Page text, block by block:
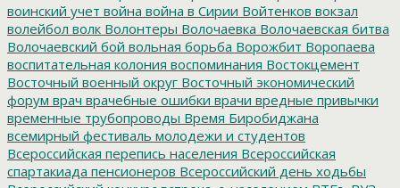
воинский учет война война в Сирии Войтенков вокзал
волейбол волк Волонтеры Волочаевка Волочаевская битва
Волочаевский бой вольная борьба Ворожбит Воропаева
воспитательная колония воспоминания Востокцемент
Восточный военный округ Восточный экономический
форум врач врачебные ошибки врачи вредные привычки
временные трубопроводы Время Биробиджана
всемирный фестиваль молодежи и студентов
Всероссийская перепись населения Всероссийская
спартакиада пенсионеров Всероссийский день ходьбы